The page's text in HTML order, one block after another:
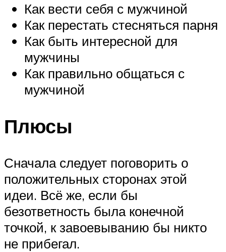
Как вести себя с мужчиной
Как перестать стесняться парня
Как быть интересной для
мужчины
Как правильно общаться с
мужчиной
Плюсы
Сначала следует поговорить о
положительных сторонах этой
идеи. Всё же, если бы
безответность была конечной
точкой, к завоевыванию бы никто
не прибегал.